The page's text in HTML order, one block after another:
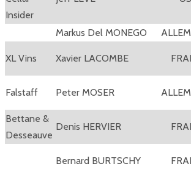
Insider
Markus Del MONEGO
XL Vins Xavier LACOMBE
Falstaff Peter MOSER
Bettane &
Desseauve
Denis HERVIER
Bernard BURTSCHY